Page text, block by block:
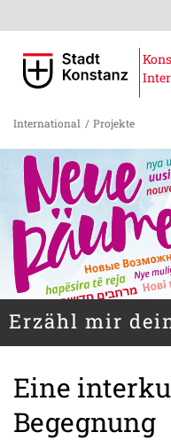
International / Projekte
Erzähl mir
Eine
Begegnung